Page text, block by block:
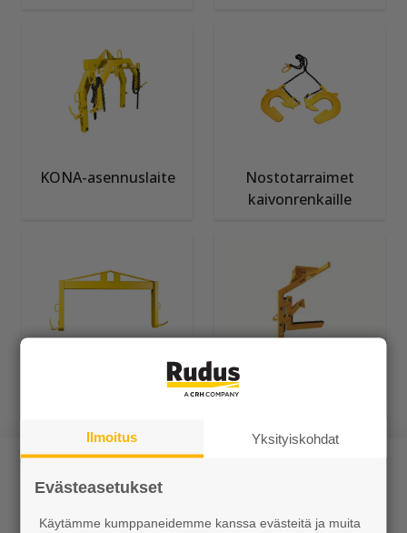
KONA-asennuslaite
Nostotarraimet
kaivonrenkaille
Ilmoitus Yksityiskohdat
Evästeasetukset
Käytämme kumppaneidemme kanssa evästeitä ja muita